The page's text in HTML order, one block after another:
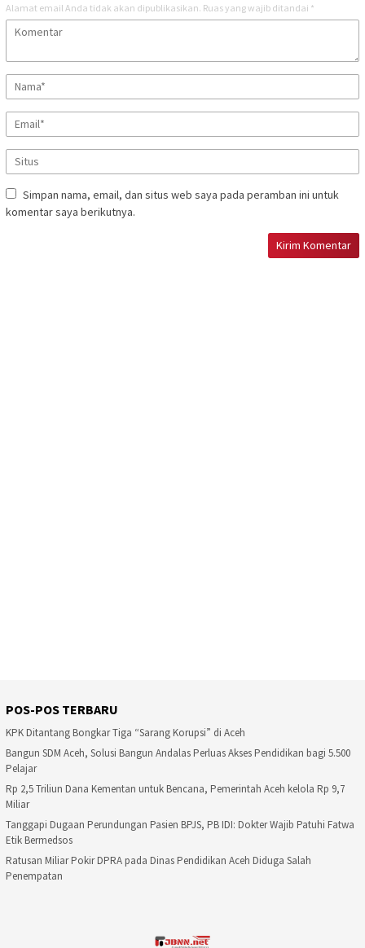
Alamat email Anda tidak akan dipublikasikan. Ruas yang wajib ditandai *
Simpan nama, email, dan situs web saya pada peramban ini untuk
komentar saya berikutnya.
POS-POS TERBARU
KPK Ditantang Bongkar Tiga “Sarang Korupsi” di Aceh
Bangun SDM Aceh, Solusi Bangun Andalas Perluas Akses Pendidikan bagi 5.500
Pelajar
Rp 2,5 Triliun Dana Kementan untuk Bencana, Pemerintah Aceh kelola Rp 9,7
Miliar
Tanggapi Dugaan Perundungan Pasien BPJS, PB IDI: Dokter Wajib Patuhi Fatwa
Etik Bermedsos
Ratusan Miliar Pokir DPRA pada Dinas Pendidikan Aceh Diduga Salah
Penempatan